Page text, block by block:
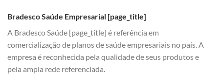
Bradesco Saúde Empresarial [page_title]
A Bradesco Saúde [page_title] é referência em
comercialização de planos de saúde empresariais no país. A
empresa é reconhecida pela qualidade de seus produtos e
pela ampla rede referenciada.